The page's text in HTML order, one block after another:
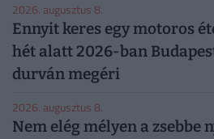
2026. augusztus 8.
Ennyit keres egy motoros
hét alatt 2026-ban
durván megéri
2026. augusztus 8.
Nem elég mélyen a zsebbe